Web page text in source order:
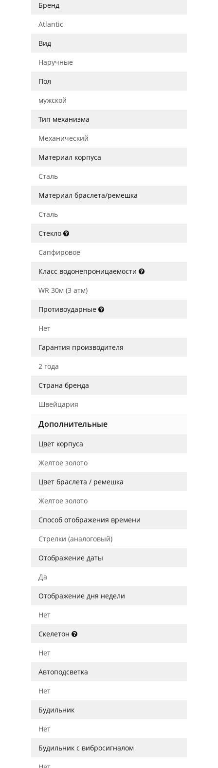
Бренд
Atlantic
Вид
Наручные
Пол
мужской
Тип механизма
Механический
Материал корпуса
Сталь
Материал браслета/ремешка
Сталь
Стекло
Сапфировое
Класс водонепроницаемости
WR 30м (3 атм)
Противоударные
Нет
Гарантия производителя
2 года
Страна бренда
Швейцария
Дополнительные
Цвет корпуса
Желтое золото
Цвет браслета / ремешка
Желтое золото
Способ отображения времени
Стрелки (аналоговый)
Отображение даты
Да
Отображение дня недели
Нет
Скелетон
Нет
Автоподсветка
Нет
Будильник
Нет
Будильник с вибросигналом